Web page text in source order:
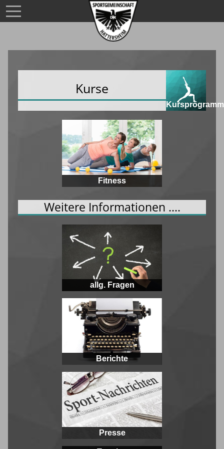
Kurse
Kursprogramm
Fitness
Weitere Informationen ....
allg. Fragen
Berichte
Presse